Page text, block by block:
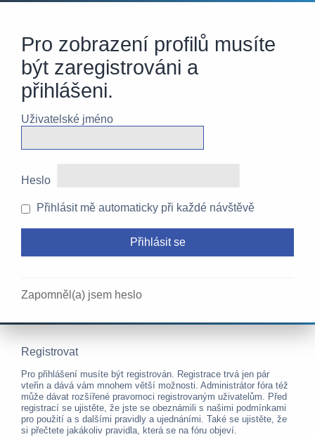
Pro zobrazení profilů musíte
být zaregistrováni a
přihlášeni.
Uživatelské jméno
Heslo
Přihlásit mě automaticky při každé návštěvě
Zapomněl(a) jsem heslo
Registrovat
Pro přihlášení musíte být registrován. Registrace trvá jen pár
vteřin a dává vám mnohem větší možnosti. Administrátor fóra též
může dávat rozšířené pravomoci registrovaným uživatelům. Před
registrací se ujistěte, že jste se obeznámili s našimi podmínkami
pro použití a s dalšími pravidly a ujednáními. Také se ujistěte, že
si přečtete jakákoliv pravidla, která se na fóru objeví.